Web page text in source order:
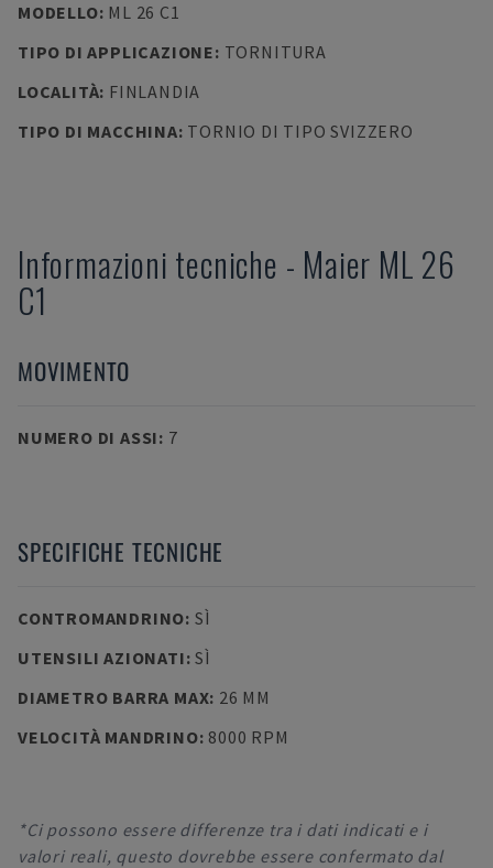
MODELLO: ML 26 C1
TIPO DI APPLICAZIONE: TORNITURA
LOCALITÀ: FINLANDIA
TIPO DI MACCHINA: TORNIO DI TIPO SVIZZERO
Informazioni tecniche - Maier ML 26
C1
MOVIMENTO
NUMERO DI ASSI: 7
SPECIFICHE TECNICHE
CONTROMANDRINO: SÌ
UTENSILI AZIONATI:SÌ
DIAMETRO BARRA MAX: 26 MM
VELOCITÀ MANDRINO: 8000 RPM
*Ci possono essere differenze tra i dati indicati e i
valori reali, questo dovrebbe essere confermato dal